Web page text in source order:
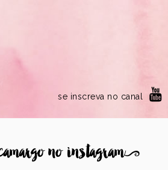
se inscreva no canal
no instagram9